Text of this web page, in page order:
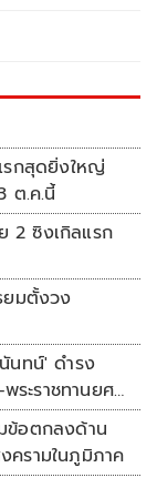
กสุดยิ่งใหญ่
ต.ค.นี้
2 ซิงเกิลแรก
ยมตั้งวง
นทน์' ดำรง
ระราชทานยศ
ข้อตกลงด้าน
ครามในภูมิภาค